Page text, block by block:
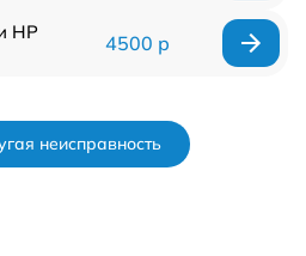
HP
4500 р
неисправность